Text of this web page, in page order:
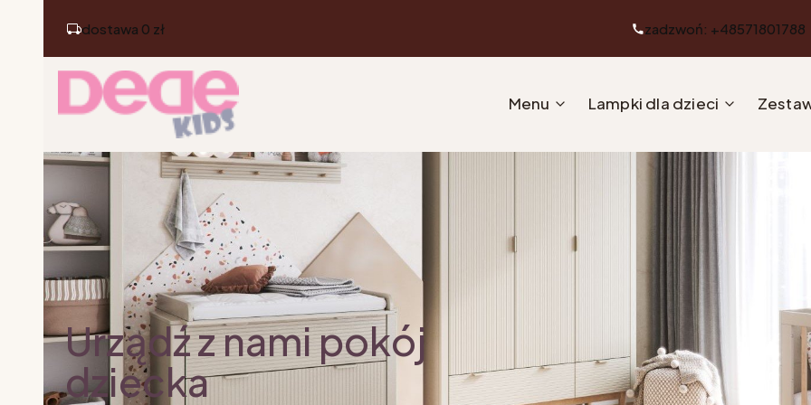
dostawa 0 zł zadzwoń: +48571801788
Menu Lampki dla dzieci
Urządź z nami pokój
dziecka